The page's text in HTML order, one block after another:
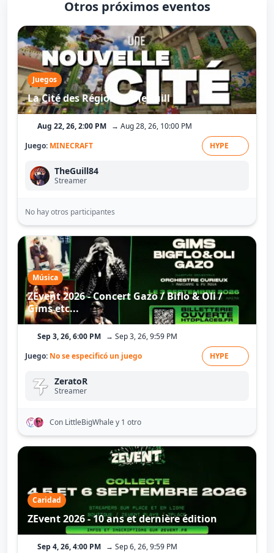
Otros próximos eventos
Juegos
La Cité des Régions - TheGuill
Aug 22, 26, 2:00 PM → Aug 28, 26, 10:00 PM
Juego: MINECRAFT HYPE
TheGuill84
Streamer
No hay otros participantes
Música
ZEvent 2026 - Concert Gazo / Biflo & Oli /
Gims etc...
Sep 3, 26, 6:00 PM → Sep 3, 26, 9:59 PM
Juego: No se especificó un juego HYPE
ZeratoR
Streamer
Con LittleBigWhaley 1 otro
Caridad
ZEvent 2026 - 10 ans et dernière édition
Sep 4, 26, 4:00 PM → Sep 6, 26, 9:59 PM